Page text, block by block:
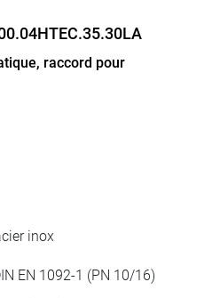
raccord pour
inox
EN 1092-1 (PN 10/16)